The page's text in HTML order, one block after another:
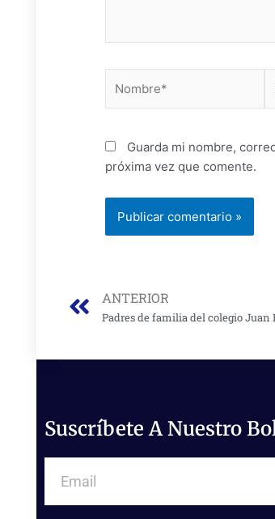
Guarda mi nombre,
próxima vez que comente.
Prev
ANTERIOR
Suscríbete A Nuestro